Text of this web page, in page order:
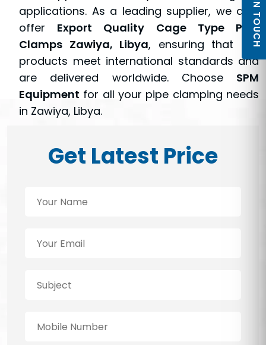
applications. As a leading supplier, we also
offer Export Quality Cage Type Pipe
Clamps Zawiya, Libya, ensuring that our
products meet international standards and
are delivered worldwide. Choose SPM
Equipment for all your pipe clamping needs
in Zawiya, Libya.
Get Latest Price